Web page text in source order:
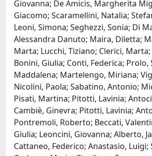
Giovanna; De Amicis, Margherita
Giacomo; Scaramellini, Natalia;
Leoni, Simona; Seghezzi, Sonia; Di
Alessandra Danuto; Maira, Diletta;
Marta; Lucchi, Tiziano; Clerici,
Bonini, Giulia; Conti, Federica; Prolo,
Maddalena; Martelengo, Miriana;
Nicolini, Paola; Sabatino, Antonio;
Pisati, Martina; Pitotti, Lavinia;
Cambiè, Ginevra; Pitotti, Lavinia;
Pontremoli, Roberto; Beccati,
Giulia; Leoncini, Giovanna; Alberto,
Cattaneo, Federico; Anastasio, Luigi;